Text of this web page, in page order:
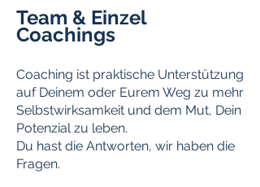
Team & Einzel
Coachings
Coaching ist praktische Unterstützung
auf Deinem oder Eurem Weg zu mehr
Selbstwirksamkeit und dem Mut, Dein
Potenzial zu leben.
Du hast die Antworten, wir haben die
Fragen.